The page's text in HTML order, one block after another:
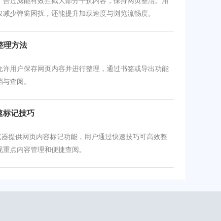
少弹窗困扰，还能提升加载速度与浏览流畅度。
理方法
许用户保存网页内容并进行整理，通过书签或导出功能
查阅。
记技巧
提供网页内容标记功能，用户通过快速技巧可高效整
点内容管理和便捷查阅。